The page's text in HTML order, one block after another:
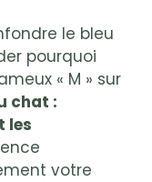
le bleu
pourquoi
« M » sur
chat :
les
votre